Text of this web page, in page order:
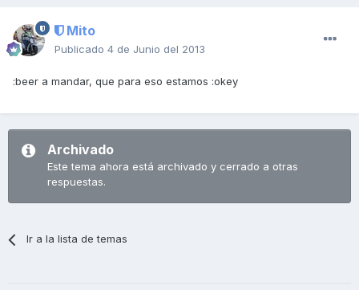
Mito
Publicado 4 de Junio del 2013
:beer a mandar, que para eso estamos :okey
Archivado
Este tema ahora está archivado y cerrado a otras
respuestas.
Ir a la lista de temas